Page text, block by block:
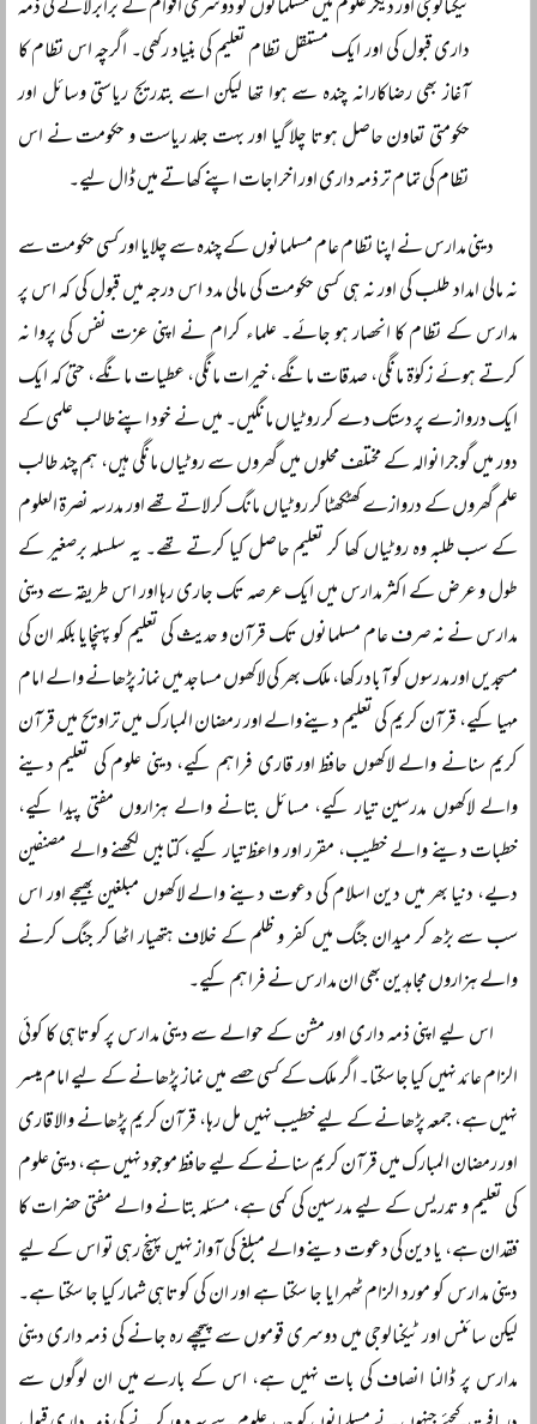
ٹیکنالوجی اور دیگر علوم میں مسلمانوں کو دوسری اقوام کے برابر لانے کی ذمہ
داری قبول کی اور ایک مستقل نظام تعلیم کی بنیاد رکھی۔ اگرچہ اس نظام کا
آغاز بھی رضاکارانہ چندہ سے ہوا تھا لیکن اسے بتدریج ریاستی وسائل اور
حکومتی تعاون حاصل ہوتا چلا گیا اور بہت جلد ریاست و حکومت نے اس
نظام کی تمام تر ذمہ داری اور اخراجات اپنے کھاتے میں ڈال لیے۔
دینی مدارس نے اپنا نظام عام مسلمانوں کے چندہ سے چلایا اور کسی حکومت سے
نہ مالی امداد طلب کی اور نہ ہی کسی حکومت کی مالی مدد اس درجہ میں قبول کی کہ اس پر
مدارس کے نظام کا انحصار ہو جائے۔ علماء کرام نے اپنی عزت نفس کی پروا نہ
کرتے ہوئے زکوٰۃ مانگی، صدقات مانگے، خیرات مانگی، عطیات مانگے، حتیٰ کہ ایک
ایک دروازے پر دستک دے کر روٹیاں مانگیں۔ میں نے خود اپنے طالب علمی کے
دور میں گوجرانوالہ کے مختلف محلوں میں گھروں سے روٹیاں مانگی ہیں، ہم چند طالب
علم گھروں کے دروازے کھٹکھٹا کر روٹیاں مانگ کر لاتے تھے اور مدرسہ نصرۃ العلوم
کے سب طلبہ وہ روٹیاں کھا کر تعلیم حاصل کیا کرتے تھے۔ یہ سلسلہ برصغیر کے
طول و عرض کے اکثر مدارس میں ایک عرصہ تک جاری رہا اور اس طریقہ سے دینی
مدارس نے نہ صرف عام مسلمانوں تک قرآن و حدیث کی تعلیم کو پہنچایا بلکہ ان کی
مسجدیں اور مدرسوں کو آباد رکھا، ملک بھر کی لاکھوں مساجد میں نماز پڑھانے والے امام
مہیا کیے، قرآن کریم کی تعلیم دینے والے اور رمضان المبارک میں تراویح میں قرآن
کریم سنانے والے لاکھوں حافظ اور قاری فراہم کیے، دینی علوم کی تعلیم دینے
والے لاکھوں مدرسین تیار کیے، مسائل بتانے والے ہزاروں مفتی پیدا کیے،
خطبات دینے والے خطیب، مقرر اور واعظ تیار کیے، کتابیں لکھنے والے مصنفین
دیے، دنیا بھر میں دین اسلام کی دعوت دینے والے لاکھوں مبلغین بھیجے اور اس
سب سے بڑھ کر میدان جنگ میں کفر و ظلم کے خلاف ہتھیار اٹھا کر جنگ کرنے
والے ہزاروں مجاہدین بھی ان مدارس نے فراہم کیے۔
اس لیے اپنی ذمہ داری اور مشن کے حوالے سے دینی مدارس پر کوتاہی کا کوئی
الزام عائد نہیں کیا جا سکتا۔ اگر ملک کے کسی حصے میں نماز پڑھانے کے لیے امام میسر
نہیں ہے، جمعہ پڑھانے کے لیے خطیب نہیں مل رہا، قرآن کریم پڑھانے والا قاری
اور رمضان المبارک میں قرآن کریم سنانے کے لیے حافظ موجود نہیں ہے، دینی علوم
کی تعلیم و تدریس کے لیے مدرسین کی کمی ہے، مسئلہ بتانے والے مفتی حضرات کا
فقدان ہے، یا دین کی دعوت دینے والے مبلغ کی آواز نہیں پہنچ رہی تو اس کے لیے
دینی مدارس کو مورد الزام ٹھہرایا جا سکتا ہے اور ان کی کوتاہی شمار کیا جا سکتا ہے۔
لیکن سائنس اور ٹیکنالوجی میں دوسری قوموں سے پیچھے رہ جانے کی ذمہ داری دینی
مدارس پر ڈالنا انصاف کی بات نہیں ہے، اس کے بارے میں ان لوگوں سے